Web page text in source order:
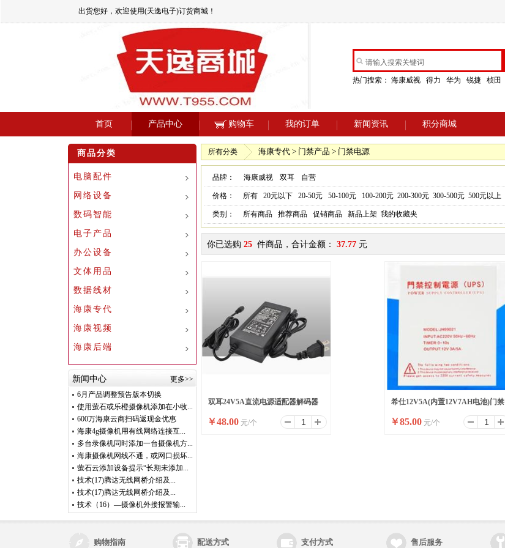
出货您好，欢迎使用(天逸电子)订货商城！
热门搜索： 海康威视 得力 华为 锐捷 桢田
首页 产品中心 购物车 我的订单 新闻资讯 积分商城
商品分类
电脑配件
网络设备
数码智能
电子产品
办公设备
文体用品
数据线材
海康专代
海康视频
海康后端
新闻中心
更多>>
6月产品调整预告版本切换
使用萤石或乐橙摄像机添加在小牧...
600万海康云商扫码返现金优惠
海康4g摄像机用有线网络连接互...
多台录像机同时添加一台摄像机方...
海康摄像机网线不通，或网口损坏...
萤石云添加设备提示“长期未添加...
技术(17)腾达无线网桥介绍及...
技术(17)腾达无线网桥介绍及...
技术（16）—摄像机外接报警输...
所有分类 海康专代 > 门禁产品 > 门禁电源
品牌： 海康威视 双耳 自营
价格： 所有 20元以下 20-50元 50-100元 100-200元 200-300元 300-500元 500元以上
类别： 所有商品 推荐商品 促销商品 新品上架 我的收藏夹
你已选购 25 件商品，合计金额： 37.77 元
双耳24V5A直流电源适配器解码器
电源（含电源线）
￥48.00 元/个
希仕12V5A(内置12V7AH电池)门禁
电源
￥85.00 元/个
购物指南 配送方式 支付方式 售后服务